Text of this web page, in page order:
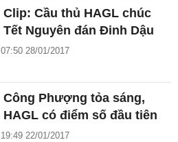
Clip: Cầu thủ HAGL chúc
Tết Nguyên đán Đinh Dậu
07:50 28/01/2017
Công Phượng tỏa sáng,
HAGL có điểm số đầu tiên
19:49 22/01/2017